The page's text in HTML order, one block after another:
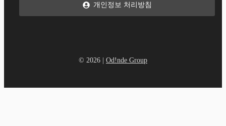
개인정보 처리방침
© 2026 | Od!nde Group